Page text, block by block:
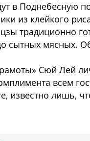
в Поднебесную
из клейкого
традиционно
сытных мясных.
Сюй Лей
всем
известно лишь,